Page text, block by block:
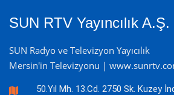
SUN RTV Yayıncılık A.Ş.
SUN Radyo ve Televizyon Yayıcılık
Mersin'in Televizyonu |
50.Yıl Mh. 13.Cd. 2750 Sk. Kuzey